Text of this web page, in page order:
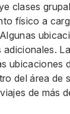
clases
físico a
adicionales.
ubicaciones
del área de
de más